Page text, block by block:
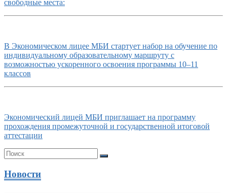
свободные места:
В Экономическом лицее МБИ стартует набор на обучение по
индивидуальному образовательному маршруту с
возможностью ускоренного освоения программы 10–11
классов
Экономический лицей МБИ приглашает на программу
прохождения промежуточной и государственной итоговой
аттестации
Новости